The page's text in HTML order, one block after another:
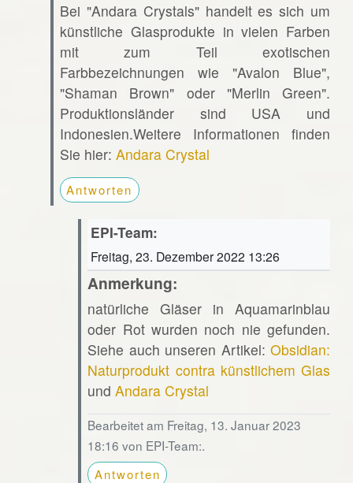
Bei "Andara Crystals" handelt es sich um
künstliche Glasprodukte in vielen Farben
mit zum Teil exotischen
Farbbezeichnungen wie "Avalon Blue",
"Shaman Brown" oder "Merlin Green".
Produktionsländer sind USA und
Indonesien.Weitere Informationen finden
Sie hier: Andara Crystal
Antworten
EPI-Team:
Freitag, 23. Dezember 2022 13:26
Anmerkung:
natürliche Gläser in Aquamarinblau
oder Rot wurden noch nie gefunden.
Siehe auch unseren Artikel:Obsidian:
Naturprodukt contra künstlichem Glas
undAndara Crystal
Bearbeitet am Freitag, 13. Januar 2023
18:16 von EPI-Team:.
Antworten